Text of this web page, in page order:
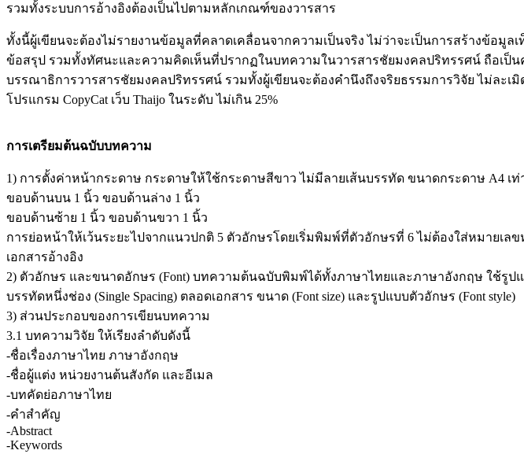
รวมทั้งระบบการอ้างอิงต้องเป็นไปตามหลักเกณฑ์ของวารสาร
ทั้งนี้ผู้เขียนจะต้องไม่รายงานข้อมูลที่คลาดเคลื่อนจากความเป็นจริง ไม่ว่าจะเป็นการสร้างข้อมู
ข้อสรุป รวมทั้งทัศนะและความคิดเห็นที่ปรากฏในบทความในวารสารชัยมงคลปริทรรศน์ ถือเ
บรรณาธิการวารสารชัยมงคลปริทรรศน์ รวมทั้งผู้เขียนจะต้องคำนึงถึงจริยธรรมการวิจัย ไม่ละ
โปรแกรม CopyCat เว็บ Thaijo ในระดับ ไม่เกิน 25%
การเตรียมต้นฉบับบทความ
1) การตั้งค่าหน้ากระดาษ กระดาษให้ใช้กระดาษสีขาว ไม่มีลายเส้นบรรทัด ขนาดกระดาษ A4
ขอบด้านบน 1 นิ้ว ขอบด้านล่าง 1 นิ้ว
ขอบด้านซ้าย 1 นิ้ว ขอบด้านขวา 1 นิ้ว
การย่อหน้าให้เว้นระยะไปจากแนวปกติ 5 ตัวอักษรโดยเริ่มพิมพ์ที่ตัวอักษรที่ 6 ไม่ต้องใส่หมายเ
เอกสารอ้างอิง
2) ตัวอักษร และขนาดอักษร (Font) บทความต้นฉบับพิมพ์ได้ทั้งภาษาไทยและภาษาอังกฤษ ใช้รูปแ
บรรทัดหนึ่งช่อง (Single Spacing) ตลอดเอกสาร ขนาด (Font size) และรูปแบบตัวอักษร (Font style)
3) ส่วนประกอบของการเขียนบทความ
3.1 บทความวิจัย ให้เรียงลำดับดังนี้
-ชื่อเรื่องภาษาไทย ภาษาอังกฤษ
-ชื่อผู้แต่ง หน่วยงานต้นสังกัด และอีเมล
-บทคัดย่อภาษาไทย
-คำสำคัญ
-Abstract
-Keywords